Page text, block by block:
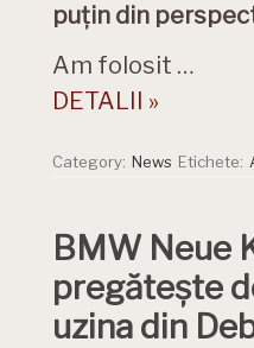
puțin din
Am folosit …
DETALII »
Category: News Etichete:
BMW Neue
pregătește
uzina din